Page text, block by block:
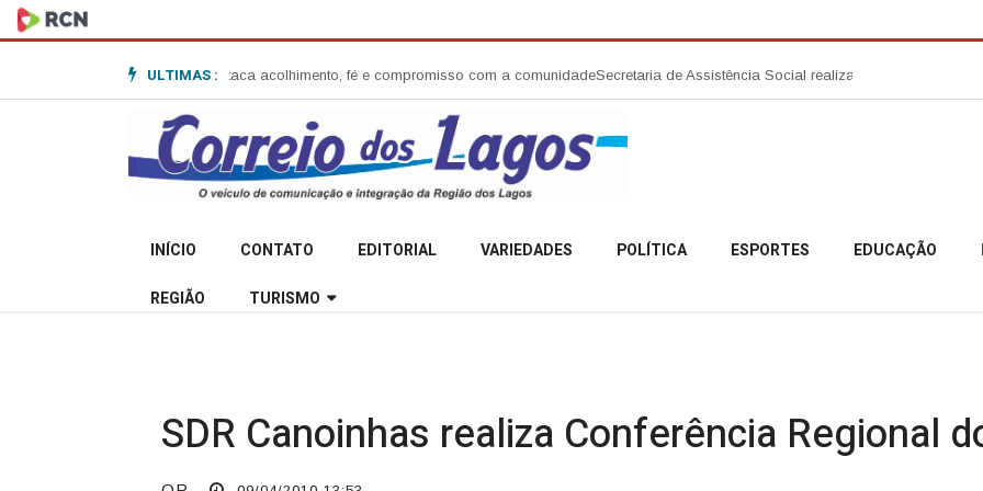
ULTIMAS :
em Anita Garibaldi e destaca acolhimento, fé e compromisso com a comunidadeSecretaria de Assistência Social realiza abertura da
INÍCIO CONTATO EDITORIAL VARIEDADES POLÍTICA ESPORTES EDUCAÇÃO
REGIÃO TURISMO
SDR Canoinhas realiza Conferência Regional